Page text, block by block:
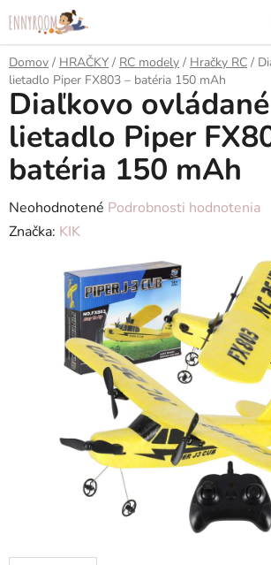
na
obsah
Domov / HRAČKY / RC modely / Hračky RC /
lietadlo Piper FX803 – batéria 150 mAh
Diaľkovo
lietadlo Piper
batéria 150 mAh
Priemerné
hodnotenie
hviezdičiek.
Neohodnotené Podrobnosti hodnotenia
Značka: KIK